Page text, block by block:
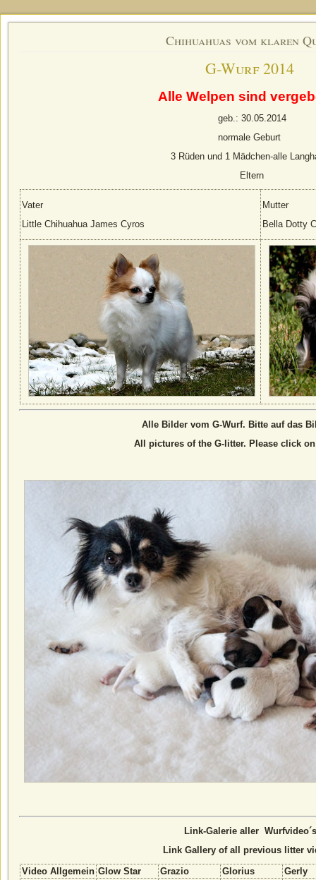
Chihuahuas vom klaren
G-Wurf 2014
Alle Welpen sind
geb.: 30.05.2014
normale Geburt
3 Rüden und 1 Mädchen-alle
Eltern
Vater
Little Chihuahua James Cyros
Mutter
Bella Dotty
Alle Bilder vom G-Wurf. Bitte auf das
All pictures of the G-litter. Please click
Link-Galerie aller Wurfvideo´s
Link Gallery of all previous litter
Video Allgemein Glow Star Grazio Glorius Gerly